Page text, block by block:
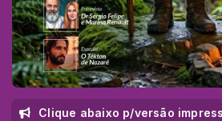
Clique abaixo p/versão